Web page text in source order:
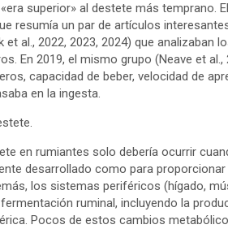
superior» al destete más temprano.
resumía un par de artículos
al., 2022, 2023, 2024) que analizaban
En 2019, el mismo grupo (Neave et al.,
capacidad de beber, velocidad de
en la ingesta.
en rumiantes solo debería ocurrir
desarrollado como para
los sistemas periféricos (hígado,
ruminal, incluyendo la
Pocos de estos cambios